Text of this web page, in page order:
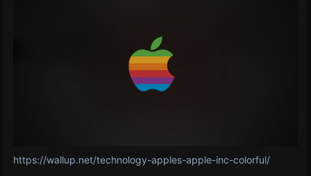
https://wallup.net/technology-apples-apple-inc-colorful/